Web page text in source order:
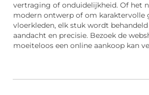
vertraging of onduidelijkheid. Of het
modern ontwerp of om karaktervolle
vloerkleden, elk stuk wordt
aandacht en precisie. Bezoek de
moeiteloos een online aankoop kan